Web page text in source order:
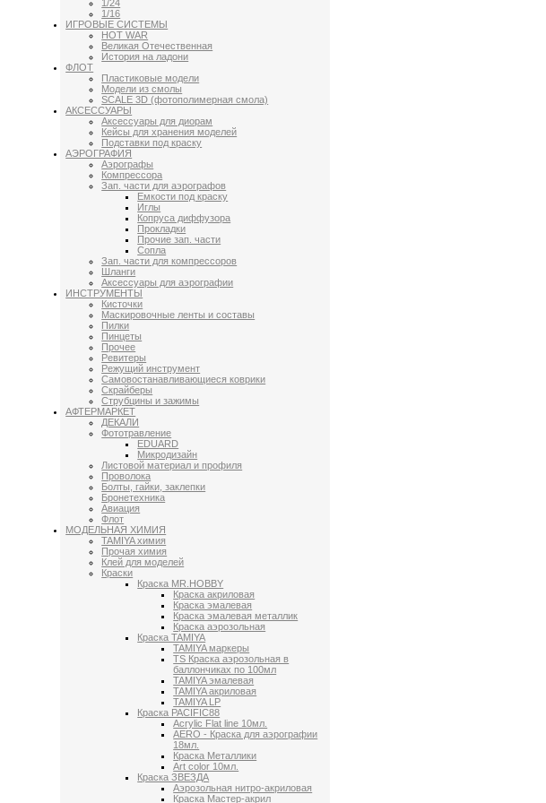
1/24
1/16
ИГРОВЫЕ СИСТЕМЫ
HOT WAR
Великая Отечественная
История на ладони
ФЛОТ
Пластиковые модели
Модели из смолы
SCALE 3D (фотополимерная смола)
АКСЕССУАРЫ
Аксессуары для диорам
Кейсы для хранения моделей
Подставки под краску
АЭРОГРАФИЯ
Аэрографы
Компрессора
Зап. части для аэрографов
Емкости под краску
Иглы
Копруса диффузора
Прокладки
Прочие зап. части
Сопла
Зап. части для компрессоров
Шланги
Аксессуары для аэрографии
ИНСТРУМЕНТЫ
Кисточки
Маскировочные ленты и составы
Пилки
Пинцеты
Прочее
Ревитеры
Режущий инструмент
Самовостанавливающиеся коврики
Скрайберы
Струбцины и зажимы
АФТЕРМАРКЕТ
ДЕКАЛИ
Фототравление
EDUARD
Микродизайн
Листовой материал и профиля
Проволока
Болты, гайки, заклепки
Бронетехника
Авиация
Флот
МОДЕЛЬНАЯ ХИМИЯ
TAMIYA химия
Прочая химия
Клей для моделей
Краски
Краска MR.HOBBY
Краска акриловая
Краска эмалевая
Краска эмалевая металлик
Краска аэрозольная
Краска TAMIYA
TAMIYA маркеры
TS Краска аэрозольная в
баллончиках по 100мл
TAMIYA эмалевая
TAMIYA акриловая
TAMIYA LP
Краска PACIFIC88
Acrylic Flat line 10мл.
AERO - Краска для аэрографии
18мл.
Краска Металлики
Art color 10мл.
Краска ЗВЕЗДА
Аэрозольная нитро-акриловая
Краска Мастер-акрил